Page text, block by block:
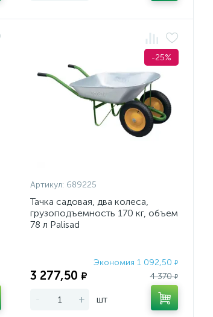
-25%
Артикул: 689225
Тачка садовая, два колеса,
грузоподъемность 170 кг, объем
78 л Palisad
Экономия 1 092,50₽
3 277,50 ₽ 4 370₽
- + шт